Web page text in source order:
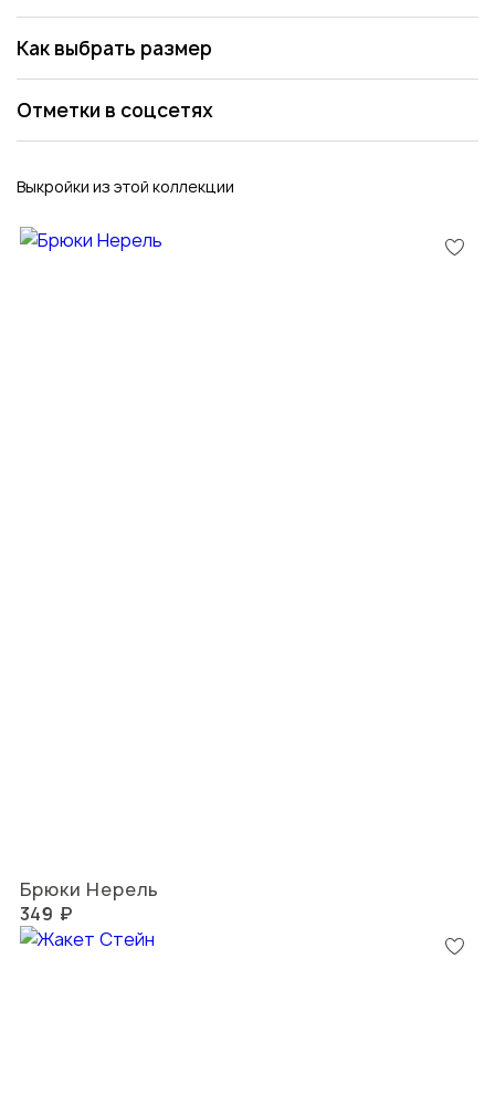
Как выбрать размер
Отметки в соцсетях
Выкройки из этой коллекции
Брюки Нерель
349 ₽